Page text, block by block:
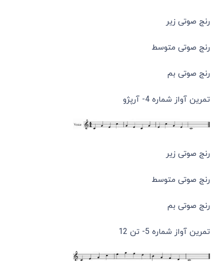
رنج صوتی زیر
رنج صوتی متوسط
رنج صوتی بم
تمرین آواز شماره 4- آرپژو
رنج صوتی زیر
رنج صوتی متوسط
رنج صوتی بم
تمرین آواز شماره 5- تن 12